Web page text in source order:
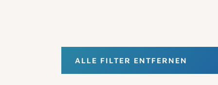
ALLE FILTER ENTFERNEN